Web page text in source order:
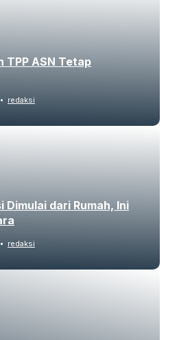
TPP ASN Tetap
redaksi
dari Rumah, Ini
redaksi